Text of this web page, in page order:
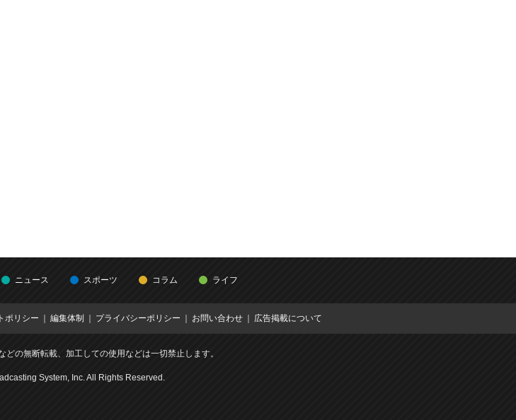
ニュース スポーツ コラム ライフ
ポリシー 編集体制 プライバシーポリシー お問い合わせ 広告掲載について
の無断転載、加工しての使用などは一切禁止します。
System, Inc. All Rights Reserved.